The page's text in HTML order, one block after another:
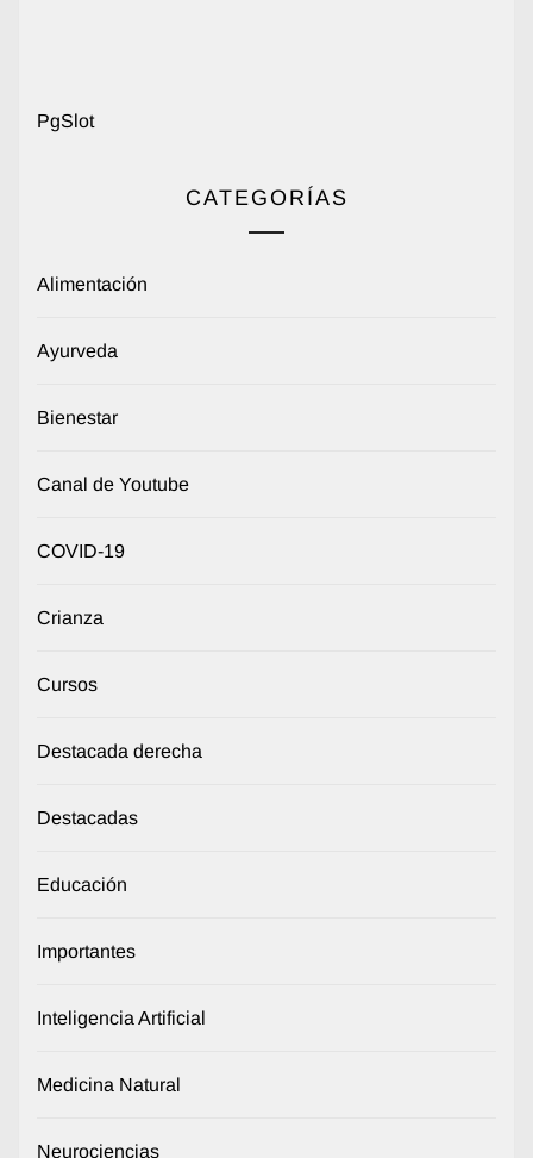
PgSlot
CATEGORÍAS
Alimentación
Ayurveda
Bienestar
Canal de Youtube
COVID-19
Crianza
Cursos
Destacada derecha
Destacadas
Educación
Importantes
Inteligencia Artificial
Medicina Natural
Neurociencias